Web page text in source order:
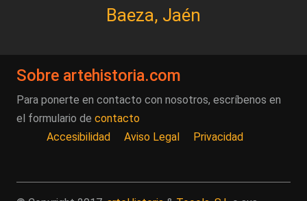
Baeza, Jaén
Sobre artehistoria.com
Para ponerte en contacto con nosotros, escríbenos en
el formulario de contacto
Accesibilidad
Aviso Legal Privacidad